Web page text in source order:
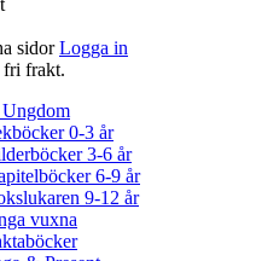
sidor Logga in
frakt.
0-3 år
3-6 år
6-9 år
9-12 år
vuxna